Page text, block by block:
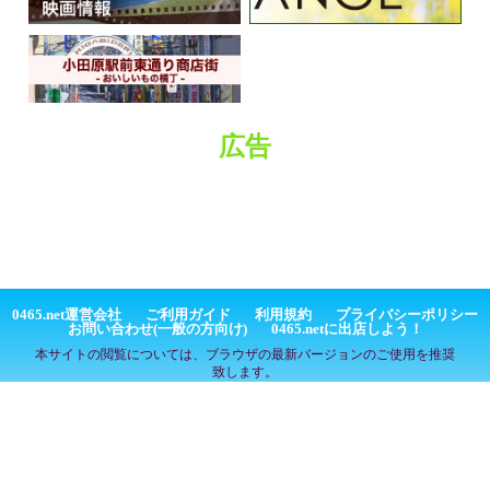
広告
0465.net運営会社 ご利用ガイド 利用規約
プライバシーポリシー
お問い合わせ(一般の方向け)
0465.netに出店しよう！
本サイトの閲覧については、ブラウザの最新バージョンのご使用を推奨
致します。